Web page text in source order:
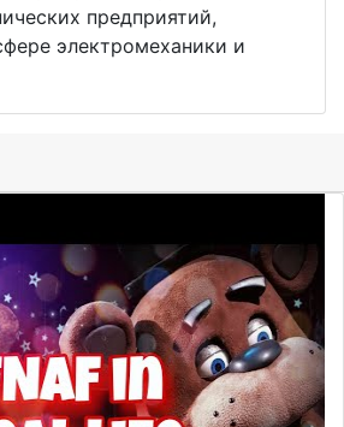
предприятий,
электромеханики и